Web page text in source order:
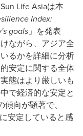
Life Asiaは本
Index:
goals 」を発表
ながら、アジア全
るかを詳細に分析
安定に関する全体
態はより厳しいも
で経済的な安定と
向が顕著で、
安定していると感